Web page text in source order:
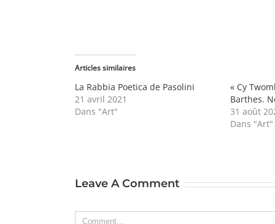
Articles similaires
La Rabbia Poetica de Pasolini
21 avril 2021
Dans "Art"
« Cy
Barthes.
31 août
Dans "Art"
Leave A Comment
Comment